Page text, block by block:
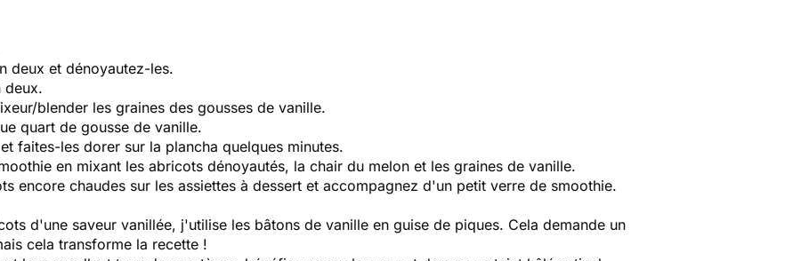
deux et dénoyautez-les.
deux.
blender les graines des gousses de vanille.
quart de gousse de vanille.
faites-les dorer sur la plancha quelques minutes.
en mixant les abricots dénoyautés, la chair du melon et les graines de vanille.
encore chaudes sur les assiettes à dessert et accompagnez d'un petit verre de smoothie.
d'une saveur vanillée, j'utilise les bâtons de vanille en guise de piques. Cela demande un
cela transforme la recette !